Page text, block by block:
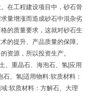
在工程建设项目中，砂石骨
量增涨而造成砂石中混杂劣
的质量要求，这就对砂石生
的提升、产品质量的保障。
资源，所以投资生产。
、重晶石、海泡石、氢|应用
、氢|适用物料:软质材料：
:软质材料：方解石、大理